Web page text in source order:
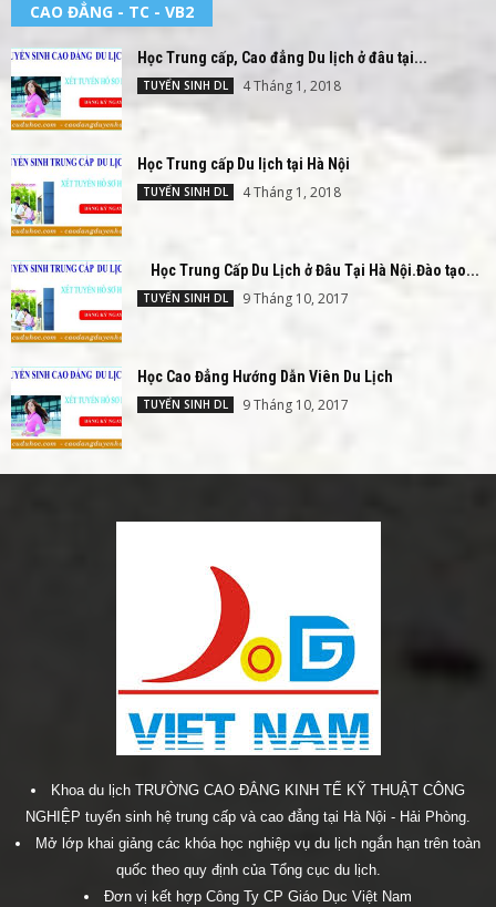
CAO ĐẲNG - TC - VB2
Học Trung cấp, Cao đẳng Du lịch ở đâu tại...
TUYỂN SINH DL 4 Tháng 1, 2018
Học Trung cấp Du lịch tại Hà Nội
TUYỂN SINH DL 4 Tháng 1, 2018
Học Trung Cấp Du Lịch ở Đâu Tại Hà Nội.Đào tạo...
TUYỂN SINH DL 9 Tháng 10, 2017
Học Cao Đẳng Hướng Dẫn Viên Du Lịch
TUYỂN SINH DL 9 Tháng 10, 2017
Khoa du lịch TRƯỜNG CAO ĐẲNG KINH TẾ KỸ THUẬT CÔNG
NGHIỆP tuyển sinh hệ trung cấp và cao đẳng tại Hà Nội - Hải Phòng.
Mở lớp khai giảng các khóa học nghiệp vụ du lịch ngắn hạn trên toàn
quốc theo quy định của Tổng cục du lịch.
Đơn vị kết hợp Công Ty CP Giáo Dục Việt Nam